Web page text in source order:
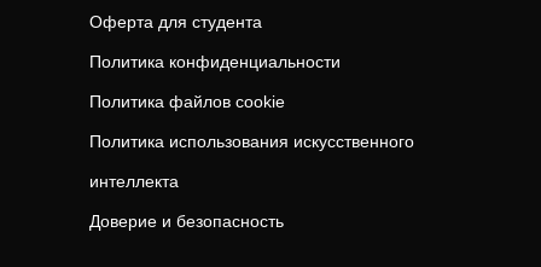
Оферта для студента
Политика конфиденциальности
Политика файлов cookie
Политика использования искусственного
интеллекта
Доверие и безопасность